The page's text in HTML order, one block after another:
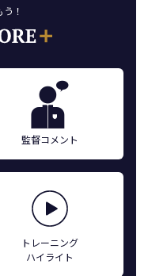
！
監督コメント
トレーニング
ハイライト